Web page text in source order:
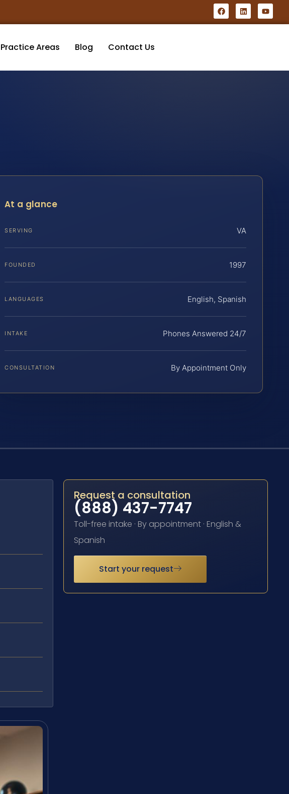
Practice Areas Blog Contact Us
At a glance
SERVING VA
FOUNDED 1997
LANGUAGES English, Spanish
INTAKE Phones Answered 24/7
CONSULTATION By Appointment Only
Request a consultation
(888) 437-7747
Toll-free intake · By appointment · English &
Spanish
Start your request